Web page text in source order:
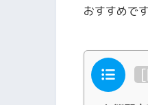
おすすめで
目次 [